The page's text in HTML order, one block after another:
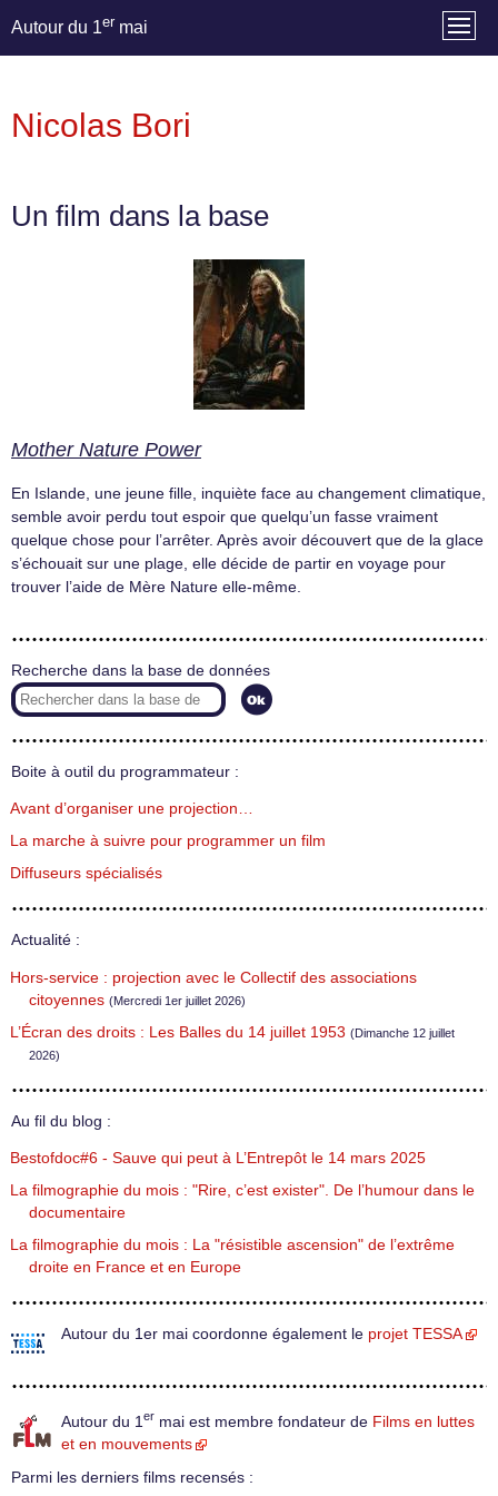
Autour du 1er mai
Nicolas Bori
Un film dans la base
Mother Nature Power
En Islande, une jeune fille, inquiète face au changement climatique,
semble avoir perdu tout espoir que quelqu’un fasse vraiment
quelque chose pour l’arrêter. Après avoir découvert que de la glace
s’échouait sur une plage, elle décide de partir en voyage pour
trouver l’aide de Mère Nature elle-même.
Recherche dans la base de données
Boite à outil du programmateur :
Avant d’organiser une projection…
La marche à suivre pour programmer un film
Diffuseurs spécialisés
Actualité :
Hors-service : projection avec le Collectif des associations
citoyennes (Mercredi 1er juillet 2026)
L’Écran des droits : Les Balles du 14 juillet 1953 (Dimanche 12 juillet
2026)
Au fil du blog :
Bestofdoc#6 - Sauve qui peut à L’Entrepôt le 14 mars 2025
La filmographie du mois : "Rire, c’est exister". De l’humour dans le
documentaire
La filmographie du mois : La "résistible ascension" de l’extrême
droite en France et en Europe
Autour du 1er mai coordonne également le projet TESSA
Autour du 1 er mai est membre fondateur de Films en luttes
et en mouvements
Parmi les derniers films recensés :